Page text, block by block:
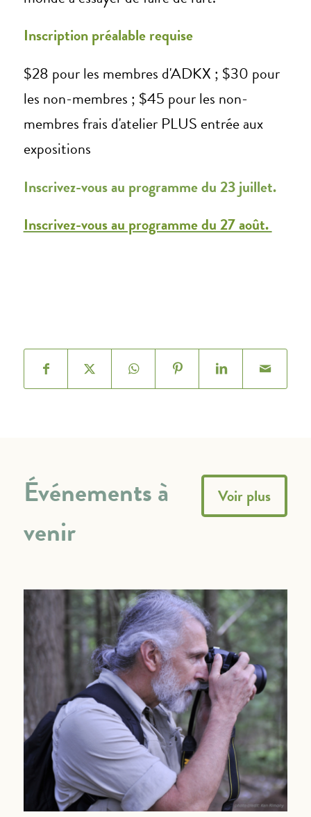
Inscription préalable requise
$28 pour les membres d'ADKX ; $30 pour
les non-membres ; $45 pour les non-
membres frais d'atelier PLUS entrée aux
expositions
Inscrivez-vous au programme du 23 juillet.
Inscrivez-vous au programme du 27 août.
Événements à
venir
Voir plus